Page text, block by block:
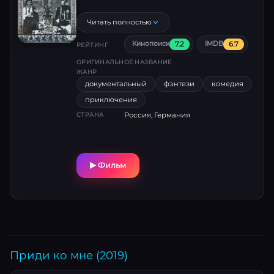
материи.Активизируются белые
марокканские карлики. На небе появляется
второе Солнце. В этой непростой
обстановке капитаны самоотверженно
противостоят силам хаоса, удерживая
космический баланс истории.
Читать полностью
РЕЙТИНГ Кинопоиск 7.2 IMDB 6.7
ОРИГИНАЛЬНОЕ НАЗВАНИЕ
ЖАНР
документальный фэнтези
комедия
приключения
СТРАНА Россия, Германия
Фильм
Приди ко мне (2019)